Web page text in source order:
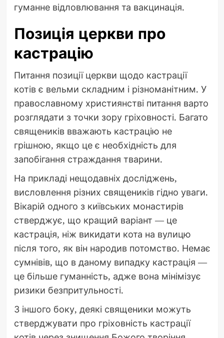
гуманне відловлювання та вакцинація.
Позиція церкви про
кастрацію
Питання позиції церкви щодо кастрації
котів є вельми складним і різноманітним. У
православному християнстві питання варто
розглядати з точки зору гріховності. Багато
священиків вважають кастрацію не
грішною, якщо це є необхідність для
запобігання страждання тварини.
На прикладі нещодавніх досліджень,
висловлення різних священиків гідно уваги.
Вікарій одного з київських монастирів
стверджує, що кращий варіант — це
кастрація, ніж викидати кота на вулицю
після того, як він народив потомство. Немає
сумнівів, що в даному випадку кастрація —
це більше гуманність, адже вона мінімізує
ризики безпритульності.
З іншого боку, деякі священики можуть
стверджувати про гріховність кастрації